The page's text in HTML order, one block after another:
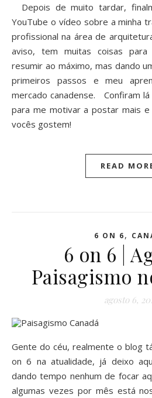
Depois de muito tardar, finalmente saiu no canal do
YouTube o vídeo sobre a minha
profissional na área de
aviso, tem muitas coisas
resumir ao máximo, mas dando
primeiros passos e meu
mercado canadense. Confiram lá
para me motivar a postar mais
vocês gostem!
READ
6 ON 6,
6 on 6 |
Paisagismo
agosto 6,
Gente do céu, realmente o blog tá quase só vivendo de 6
on 6 na atualidade, já deixo
dando tempo nenhum de focar
algumas vezes por mês está